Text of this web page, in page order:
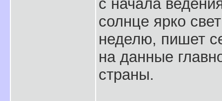
с начала
солнце ярко
неделю, пишет
на данные
страны.